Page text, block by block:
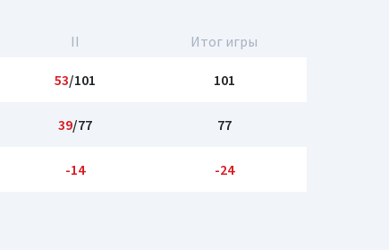
II Итог игры
53/101 101
39/77 77
-14 -24